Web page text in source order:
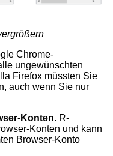
Chrome-
ungewünschten
Firefox müssten Sie
auch wenn Sie nur
Konten. R-
Konten und kann
Browser-Konto